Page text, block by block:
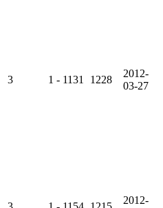
3 1 - 1131 1228
2012-
03-27
2012-